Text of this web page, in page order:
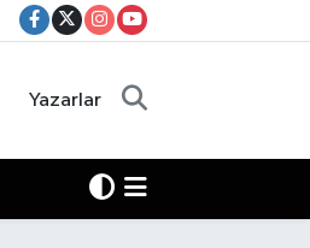
Yazarlar